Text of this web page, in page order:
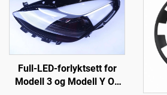
Full-LED-forlyktsett for
Modell 3 og Modell Y OE